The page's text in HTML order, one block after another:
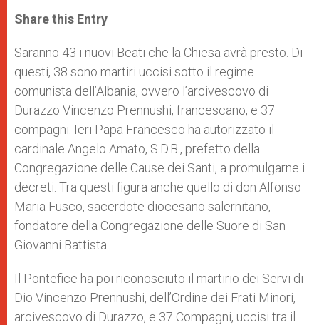
t
s
p
p
s
e
g
e
r
e
b
o
k
r
Share this Entry
Saranno 43 i nuovi Beati che la Chiesa avrà presto. Di
questi, 38 sono martiri uccisi sotto il regime
comunista dell’Albania, ovvero l’arcivescovo di
Durazzo Vincenzo Prennushi, francescano, e 37
compagni. Ieri Papa Francesco ha autorizzato il
cardinale Angelo Amato, S.D.B., prefetto della
Congregazione delle Cause dei Santi, a promulgarne i
decreti. Tra questi figura anche quello di don Alfonso
Maria Fusco, sacerdote diocesano salernitano,
fondatore della Congregazione delle Suore di San
Giovanni Battista.
Il Pontefice ha poi riconosciuto il martirio dei Servi di
Dio Vincenzo Prennushi, dell’Ordine dei Frati Minori,
arcivescovo di Durazzo, e 37 Compagni, uccisi tra il